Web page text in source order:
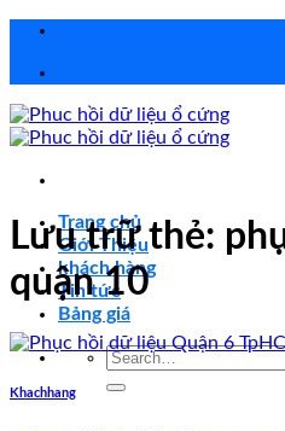
Chuyển
Trang chủ
Giới Thiệu
khách hàng
Tin tức
Bảng giá
Search
Lưu trữ thẻ:
quận 10
Khachhang